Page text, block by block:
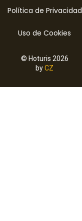
Política de Privacidad
Uso de Cookies
© Hoturis 2026
byCZ